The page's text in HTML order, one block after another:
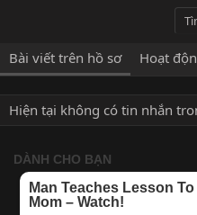
Bài viết trên hồ sơ Hoạt
Hiện tại không có tin nhắn